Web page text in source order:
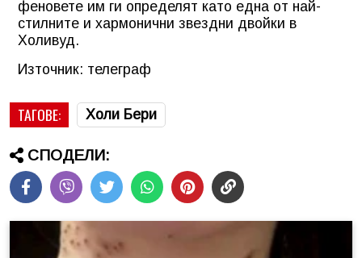
феновете им ги определят като една от най-
стилните и хармонични звездни двойки в
Холивуд.
Източник: телеграф
ТАГОВЕ: Холи Бери
СПОДЕЛИ: